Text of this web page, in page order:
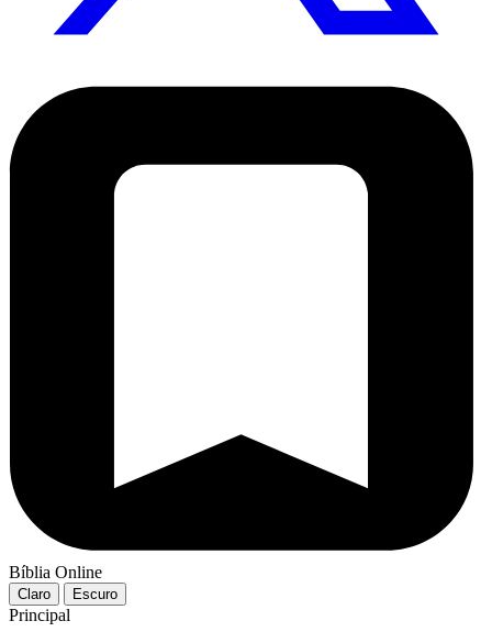
Bíblia Online
Claro Escuro
Principal